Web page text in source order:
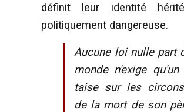
définit leur identité
politiquement dangereuse.
Aucune loi nulle part
monde n'exige
taise sur les
de la mort de son